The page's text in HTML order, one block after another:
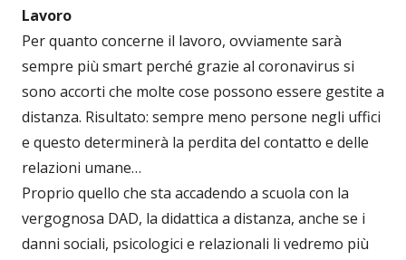
Lavoro
Per quanto concerne il lavoro, ovviamente sarà
sempre più smart perché grazie al coronavirus si
sono accorti che molte cose possono essere gestite a
distanza. Risultato: sempre meno persone negli uffici
e questo determinerà la perdita del contatto e delle
relazioni umane…
Proprio quello che sta accadendo a scuola con la
vergognosa DAD, la didattica a distanza, anche se i
danni sociali, psicologici e relazionali li vedremo più